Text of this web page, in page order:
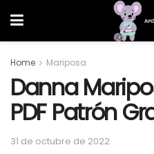
Home Mariposa
Danna
PDF Patrón
31 de octubre de 2022